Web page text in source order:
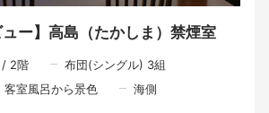
ュー】高島（たかしま）禁煙室
/ 2階
布団(シングル) 3組
客室風呂から景色 海側